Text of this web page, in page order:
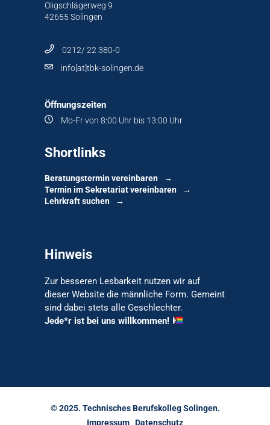
Oligschlägerweg 9
42655 Solingen
0212/ 22 380-0
info[at]tbk-solingen.de
Öffnungszeiten
Mo-Fr von 8:00 Uhr bis 13:00 Uhr
Shortlinks
Beratungstermin vereinbaren
Termin im Sekretariat vereinbaren
Lehrkraft suchen
Hinweis
Zur besseren Lesbarkeit nutzen wir auf
dieser Website die männliche Form. Gemeint
sind dabei stets alle Geschlechter.
Jede*r ist bei uns willkommen!
© 2025. Technisches Berufskolleg Solingen.
Impressum Datenschutz